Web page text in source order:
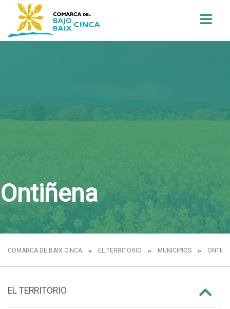
Ontiñena
COMARCA DE BAIX CINCA EL TERRITORIO MUNICIPIOS
EL TERRITORIO